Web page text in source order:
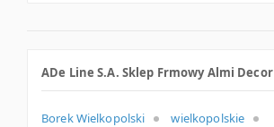
ADe Line S.A. Sklep Frmowy Almi Decor
Borek Wielkopolski
wielkopolskie